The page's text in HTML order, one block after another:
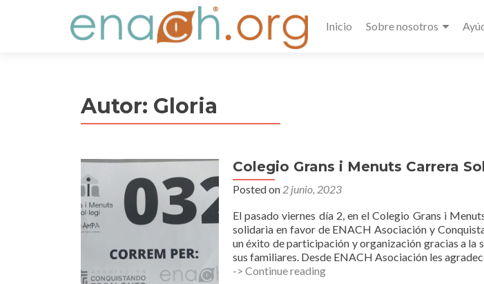
Menu
Inicio Sobre nosotros
Autor: Gloria
Colegio Grans i Menuts Carrera
Posted on 2 junio, 2023
El pasado viernes día 2, en el Colegio Grans i
solidaria en favor de ENACH Asociación y
un éxito de participación y organización gracias a la
sus familiares. Desde ENACH Asociación les
-> Continue readingColegio